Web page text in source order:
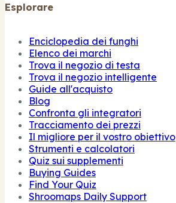
Esplorare
Enciclopedia dei funghi
Elenco dei marchi
Trova il negozio di testa
Trova il negozio intelligente
Guide all'acquisto
Blog
Confronta gli integratori
Tracciamento dei prezzi
Il migliore per il vostro obiettivo
Strumenti e calcolatori
Quiz sui supplementi
Buying Guides
Find Your Quiz
Shroomaps Daily Support